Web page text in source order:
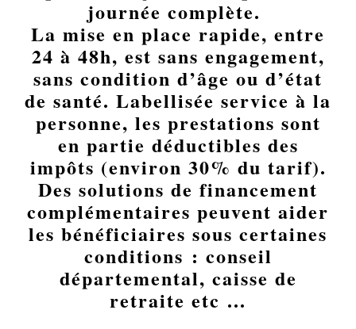
journée complète.
La mise en place rapide, entre
24 à 48h, est sans engagement,
sans condition d’âge ou d’état
de santé. Labellisée service à la
personne, les prestations sont
en partie déductibles des
impôts (environ 30% du tarif).
Des solutions de financement
complémentaires peuvent aider
les bénéficiaires sous certaines
conditions : conseil
départemental, caisse de
retraite etc …